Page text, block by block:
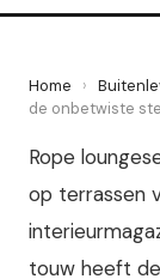
Home ›
de onbetwiste
Rope
op terrassen
touw heeft